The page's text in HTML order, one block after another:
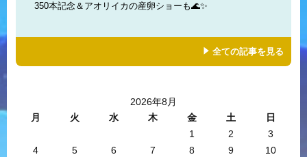
350本記念＆アオリイカの産卵ショーも🌊✨
全ての記事を見る
2026年8月
月
火 水 木 金 土
日
1
2
3
4
5 6 7 8 9
10